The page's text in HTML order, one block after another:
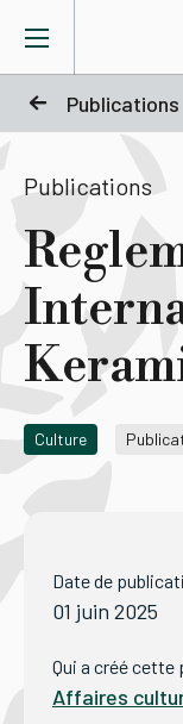
Publications
Mairie
Vie pratique
Actualités
Agenda
Tourisme
Publications
Culture
Date de
01 juin 2025
Qui a créé cette
Affaires